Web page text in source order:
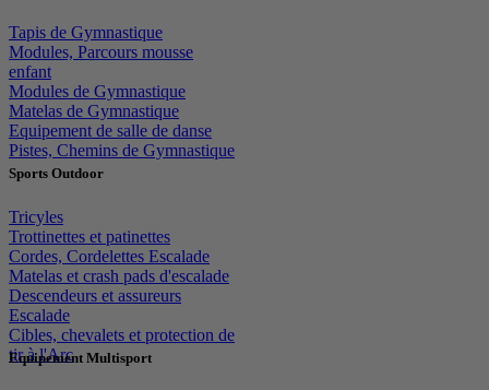
Tapis de Gymnastique
Modules, Parcours mousse
enfant
Modules de Gymnastique
Matelas de Gymnastique
Equipement de salle de danse
Pistes, Chemins de Gymnastique
Sports Outdoor
Tricyles
Trottinettes et patinettes
Cordes, Cordelettes Escalade
Matelas et crash pads d'escalade
Descendeurs et assureurs
Escalade
Cibles, chevalets et protection de
tir à l'Arc
Equipement Multisport